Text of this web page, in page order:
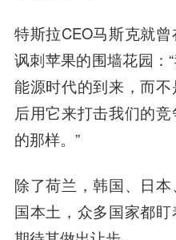
特斯拉CEO马斯克就
讽刺苹果的围墙花园：
能源时代的到来，而
后用它来打击我们的
的那样。”
除了荷兰，韩国、日
国本土， 众多国家都盯